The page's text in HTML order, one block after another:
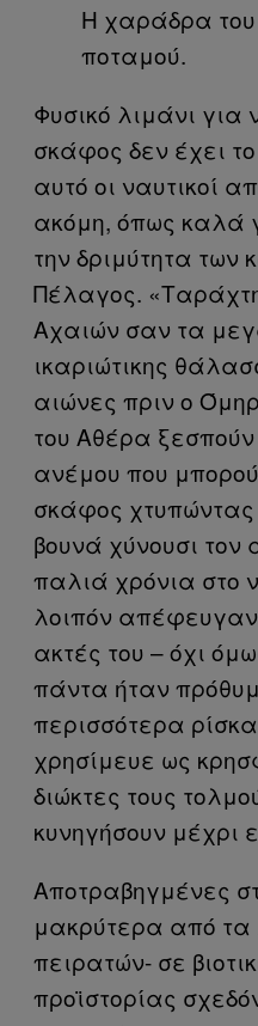
Η χαράδρα
ποταμού.
Φυσικό λιμάνι
σκάφος δεν έχει
αυτό οι ναυτικοί
ακόμη, όπως καλά
την δριμύτητα των
Πέλαγος.
Αχαιών σαν τα
ικαριώτικης
αιώνες πριν ο
του Αθέρα
ανέμου που
σκάφος
βουνά χύνουσι
παλιά χρόνια στο
λοιπόν
ακτές του – όχι
πάντα ήταν
περισσότερα
χρησίμευε ως
διώκτες τους
κυνηγήσουν μέχρι
Αποτραβηγμένες
μακρύτερα από τα
πειρατών- σε
προϊστορίας